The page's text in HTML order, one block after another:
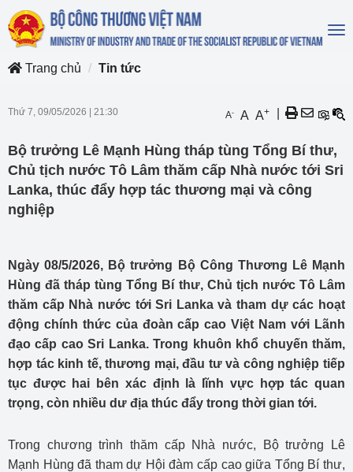
Trang chủ
Tin tức
Thứ 7, 09/05/2026 21:30 A- A A+
Bộ trưởng Lê Mạnh Hùng tháp tùng Tổng Bí thư,
Chủ tịch nước Tô Lâm thăm cấp Nhà nước tới Sri
Lanka, thúc đẩy hợp tác thương mại và công
nghiệp
Ngày 08/5/2026, Bộ trưởng Bộ Công Thương Lê Mạnh
Hùng đã tháp tùng Tổng Bí thư, Chủ tịch nước Tô Lâm
thăm cấp Nhà nước tới Sri Lanka và tham dự các hoạt
động chính thức của đoàn cấp cao Việt Nam với Lãnh
đạo cấp cao Sri Lanka. Trong khuôn khổ chuyến thăm,
hợp tác kinh tế, thương mại, đầu tư và công nghiệp tiếp
tục được hai bên xác định là lĩnh vực hợp tác quan
trọng, còn nhiều dư địa thúc đẩy trong thời gian tới.
Trong chương trình thăm cấp Nhà nước, Bộ trưởng Lê
Mạnh Hùng đã tham dự Hội đàm cấp cao giữa Tổng Bí thư,